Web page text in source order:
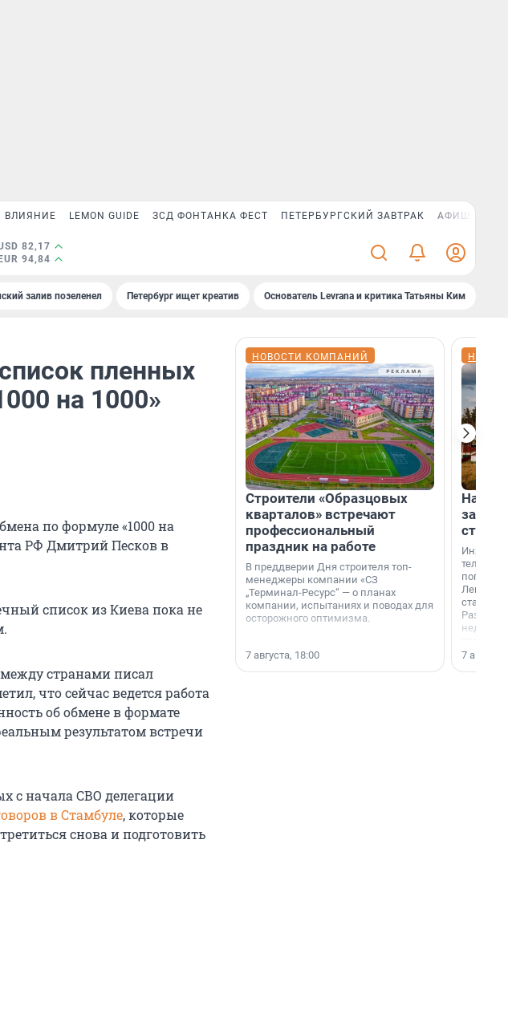
ВЛИЯНИЕ LEMON GUIDE ЗСД ФОНТАНКА ФЕСТ ПЕТЕРБУРГСКИЙ ЗАВТРАК АФИША PLUS
82,17
EUR 94,84
залив позеленел Петербург ищет креатив Основатель Levrana и критика Татьяны Ким
пленных
на 1000»
по формуле «1000 на
РФ Дмитрий Песков в
список из Киева пока не
странами писал
что сейчас ведется работа
об обмене в формате
результатом встречи
с начала СВО делегации
в Стамбуле, которые
снова и подготовить
НОВОСТИ КОМПАНИЙ
Строители «Образцовых
кварталов» встречают
профессиональный
праздник на работе
В преддверии Дня строителя топ-
менеджеры компании «СЗ
„Терминал-Ресурс“ — о планах
компании, испытаниях и поводах для
осторожного оптимизма.
7 августа, 18:00
На
станции
7